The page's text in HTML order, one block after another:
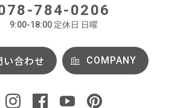
784-0206
9:00-18:00 定休日 日曜
い合わせ COMPANY